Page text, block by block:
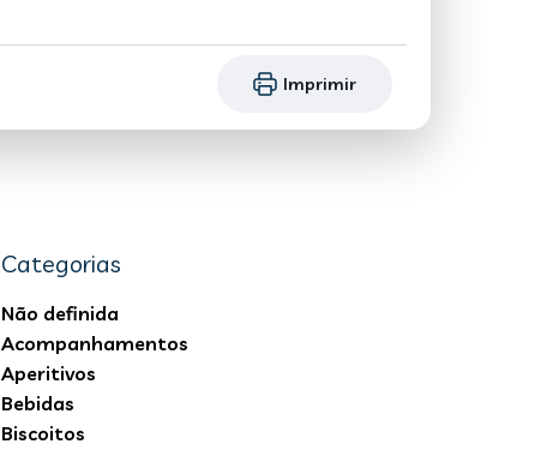
Imprimir
Categorias
Não definida
Acompanhamentos
Aperitivos
Bebidas
Biscoitos